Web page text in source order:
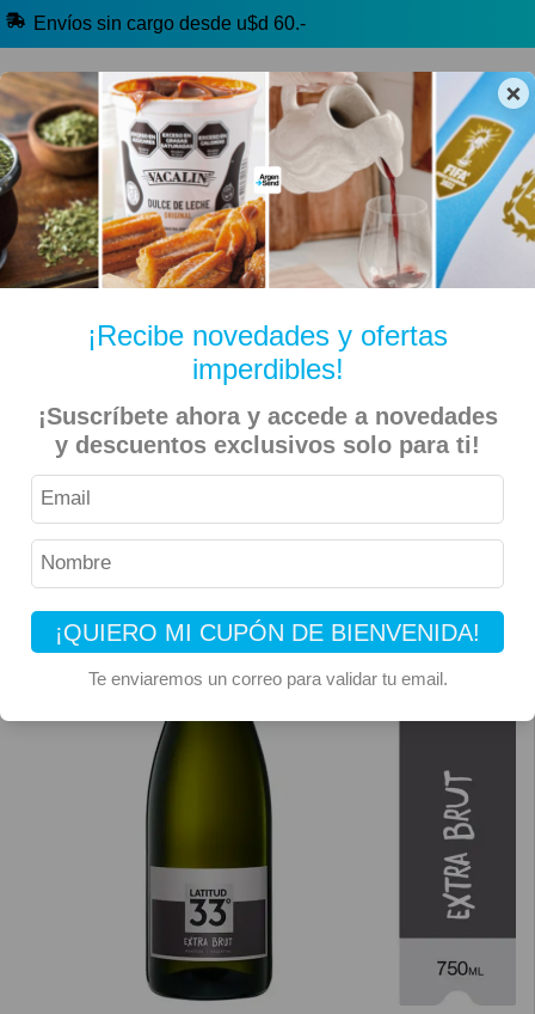
×
¡Recibe novedades y ofertas
imperdibles!
¡Suscríbete ahora y accede a novedades
y descuentos exclusivos solo para ti!
¡QUIERO MI CUPÓN DE BIENVENIDA!
Te enviaremos un correo para validar tu email.
Envíos sin cargo desde u$d 60.-
🔥 Alfajores y Golosinas
🧉 Clásicos argentinos 🏷️ Todas las categorías
Inicio Especiales Navidad - Christmas
Latitud 33° – Espumante Extra Brut – 750ml